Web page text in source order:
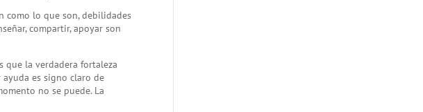
como lo que son, debilidades
compartir, apoyar son
que la verdadera fortaleza
es signo claro de
no se puede. La